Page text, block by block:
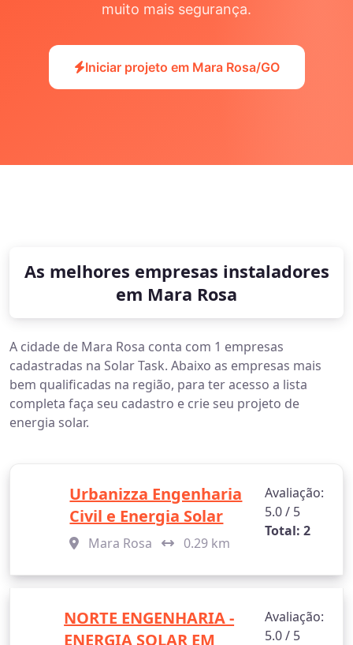
muito mais segurança.
Iniciar projeto em Mara Rosa/GO
As melhores empresas instaladores
em Mara Rosa
A cidade de Mara Rosa conta com 1 empresas
cadastradas na Solar Task. Abaixo as empresas mais
bem qualificadas na região, para ter acesso a lista
completa faça seu cadastro e crie seu projeto de
energia solar.
Urbanizza Engenharia
Civil e Energia Solar
Mara Rosa 0.29 km
Avaliação:
5.0 / 5
Total: 2
NORTE ENGENHARIA -
ENERGIA SOLAR EM
Avaliação:
5.0 / 5